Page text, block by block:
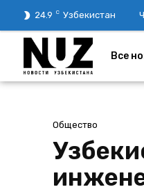
24.9 C Узбекистан
Все
Общество